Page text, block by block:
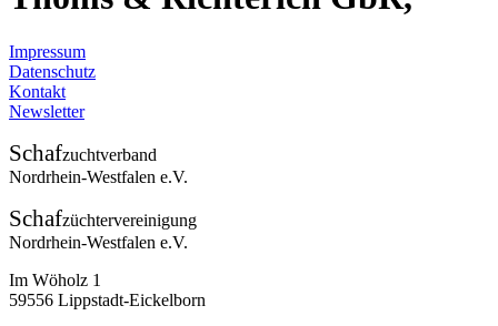
Impressum
Datenschutz
Kontakt
Newsletter
Schafzuchtverband
Nordrhein-Westfalen e.V.
Schafzüchtervereinigung
Nordrhein-Westfalen e.V.
Im Wöholz 1
59556 Lippstadt-Eickelborn